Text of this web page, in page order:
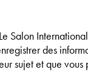
Salon
des
sujet et que